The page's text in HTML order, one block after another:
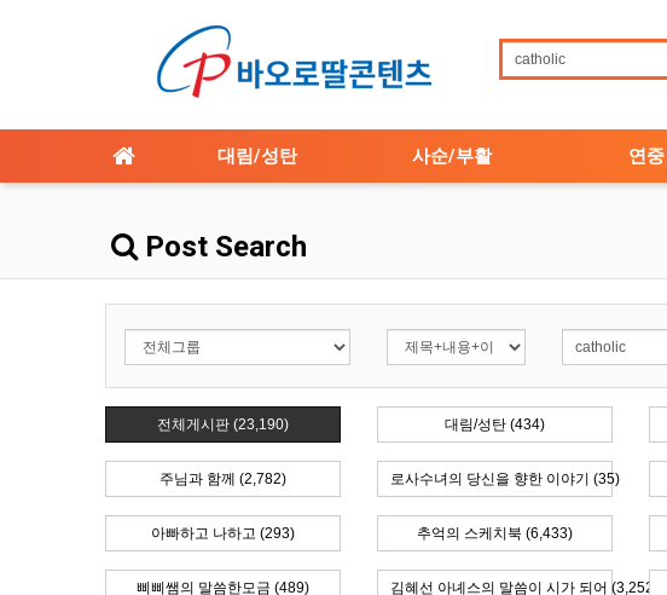
대림/성탄 사순/부활 연중
Post Search
전체게시판 (23,190) 대림/성탄 (434)
주님과 함께 (2,782) 로사수녀의 당신을 향한 이야기 (35)
아빠하고 나하고 (293) 추억의 스케치북 (6,433)
삐삐쌤의 말씀한모금 (489) 김혜선 아녜스의 말씀이 시가 되어 (3,252)